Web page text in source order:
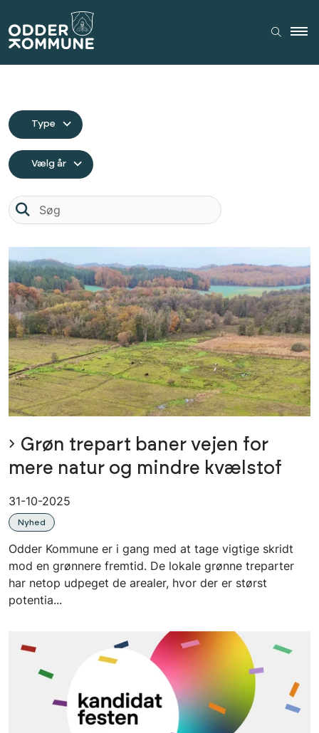
Type
Vælg år
Grøn trepart baner vejen for
mere natur og mindre kvælstof
31-10-2025
Nyhed
Odder Kommune er i gang med at tage vigtige skridt
mod en grønnere fremtid. De lokale grønne treparter
har netop udpeget de arealer, hvor der er størst
potentia...